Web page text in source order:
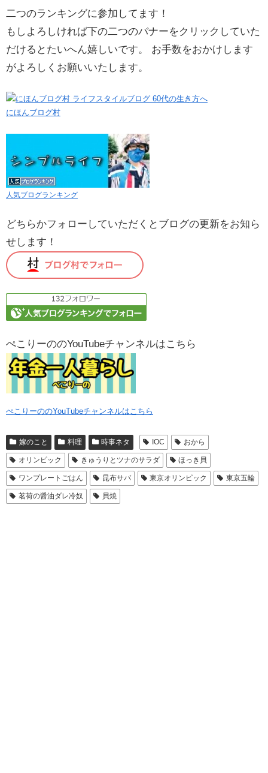
二つのランキングに参加してます！
もしよろしければ下の二つのバナーをクリックしていた
だけるとたいへん嬉しいです。 お手数をおかけします
がよろしくお願いいたします。
にほんブログ村
人気ブログランキング
どちらかフォローしていただくとブログの更新をお知ら
せします！
ぺこりーののYouTubeチャンネルはこちら
ぺこりーののYouTubeチャンネルはこちら
嫁のこと 料理 時事ネタ IOC おから
オリンピック きゅうりとツナのサラダ ほっき貝
ワンプレートごはん 昆布サバ 東京オリンピック 東京五輪
茗荷の醤油ダレ冷奴 貝焼